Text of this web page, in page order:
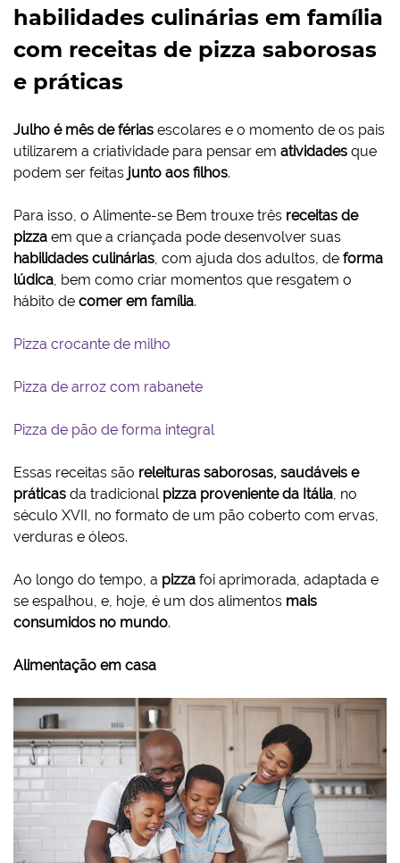
habilidades culinárias em família
com receitas de pizza saborosas
e práticas
Julho é mês de férias escolares e o momento de os pais
utilizarem a criatividade para pensar em atividades que
podem ser feitas junto aos filhos.
Para isso, o Alimente-se Bem trouxe três receitas de
pizza em que a criançada pode desenvolver suas
habilidades culinárias, com ajuda dos adultos, de forma
lúdica, bem como criar momentos que resgatem o
hábito de comer em família.
Pizza crocante de milho
Pizza de arroz com rabanete
Pizza de pão de forma integral
Essas receitas são releituras saborosas, saudáveis e
práticas da tradicional pizza proveniente da Itália, no
século XVII, no formato de um pão coberto com ervas,
verduras e óleos.
Ao longo do tempo, a pizza foi aprimorada, adaptada e
se espalhou, e, hoje, é um dos alimentos mais
consumidos no mundo.
Alimentação em casa